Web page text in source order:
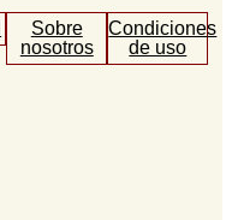
Sobre
nosotros
Condiciones
de uso